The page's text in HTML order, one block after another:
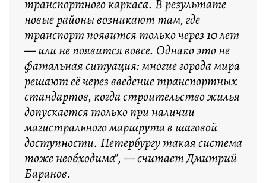
транспортного каркаса. В результате
новые районы возникают там, где
транспорт появится только через 10 лет
— или не появится вовсе. Однако это не
фатальная ситуация: многие города мира
решают её через введение транспортных
стандартов, когда строительство жилья
допускается только при наличии
магистрального маршрута в шаговой
доступности. Петербургу такая система
тоже необходима", — считает Дмитрий
Баранов.